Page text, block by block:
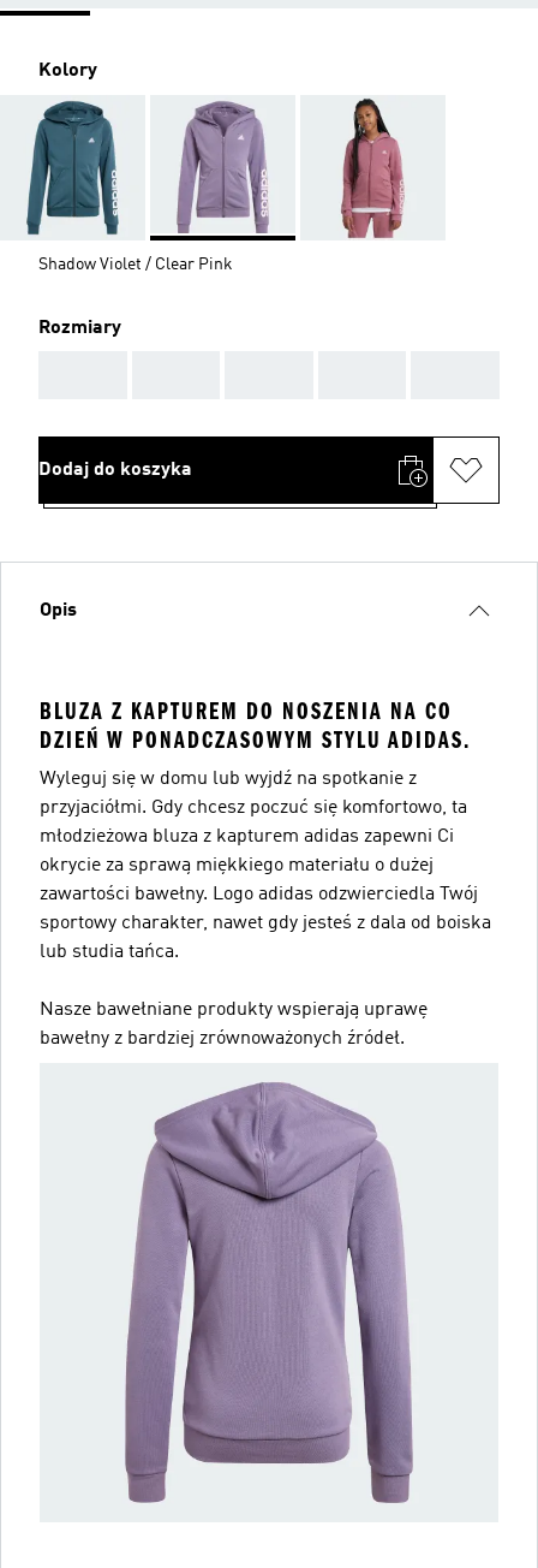
Kolory
Shadow Violet / Clear Pink
Rozmiary
Dodaj do koszyka
Opis
BLUZA Z KAPTUREM DO NOSZENIA NA CO
DZIEŃ W PONADCZASOWYM STYLU ADIDAS.
Wyleguj się w domu lub wyjdź na spotkanie z
przyjaciółmi. Gdy chcesz poczuć się komfortowo, ta
młodzieżowa bluza z kapturem adidas zapewni Ci
okrycie za sprawą miękkiego materiału o dużej
zawartości bawełny. Logo adidas odzwierciedla Twój
sportowy charakter, nawet gdy jesteś z dala od boiska
lub studia tańca.
Nasze bawełniane produkty wspierają uprawę
bawełny z bardziej zrównoważonych źródeł.